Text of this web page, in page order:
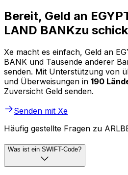
Bereit, Geld an
LAND BANKzu
Xe macht es einfach, Geld an
BANK und Tausende anderer
senden. Mit Unterstützung von
und Überweisungen in 190
Zuversicht Geld senden.
Senden mit Xe
Häufig gestellte Fragen zu
Was ist ein SWIFT-Code?